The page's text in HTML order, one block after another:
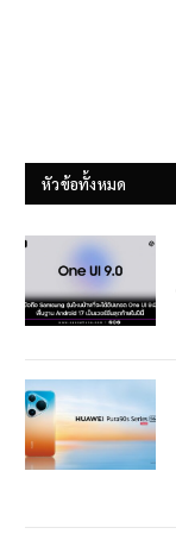
หัวข้อทั้งหมด